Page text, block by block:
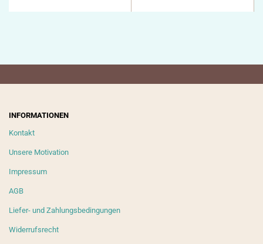
INFORMATIONEN
Kontakt
Unsere Motivation
Impressum
AGB
Liefer- und Zahlungsbedingungen
Widerrufsrecht